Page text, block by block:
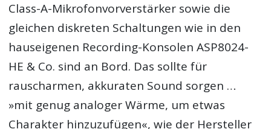
Class-A-Mikrofonvorverstärker sowie die
gleichen diskreten Schaltungen wie in den
hauseigenen Recording-Konsolen ASP8024-
HE & Co. sind an Bord. Das sollte für
rauscharmen, akkuraten Sound sorgen …
»mit genug analoger Wärme, um etwas
Charakter hinzuzufügen«, wie der Hersteller